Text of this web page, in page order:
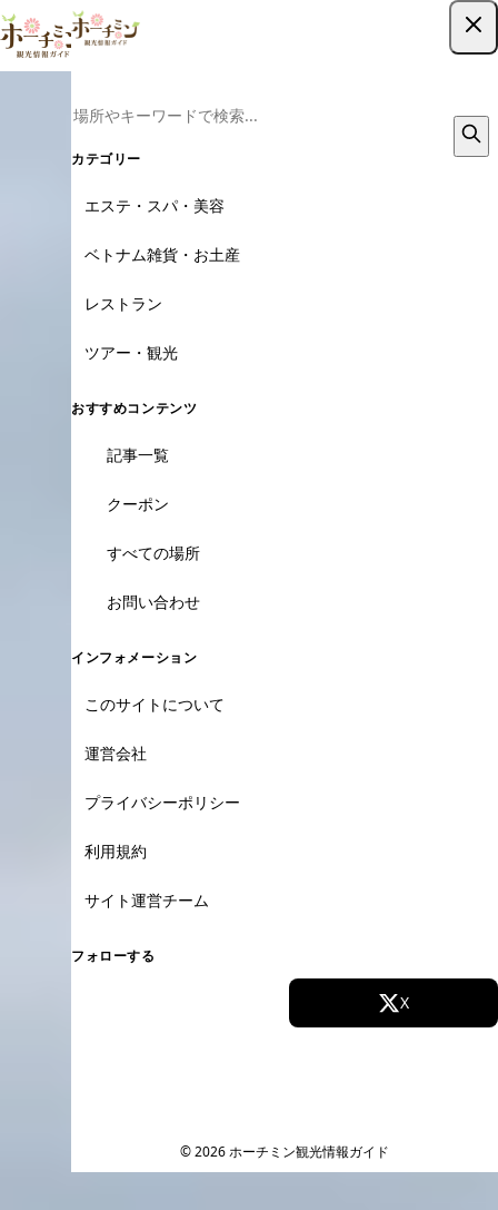
カテゴリー
エステ・スパ・美容
ベトナム雑貨・お土産
レストラン
ツアー・観光
おすすめコンテンツ
記事一覧
クーポン
すべての場所
お問い合わせ
インフォメーション
このサイトについて
運営会社
プライバシーポリシー
利用規約
サイト運営チーム
フォローする
X
© 2026 ホーチミン観光情報ガイド